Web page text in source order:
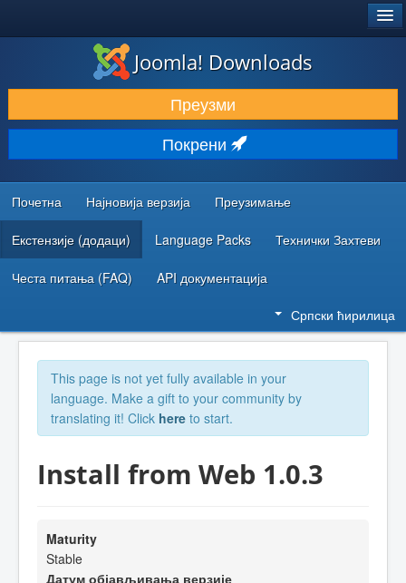
ПРЕУЗИМАЊЕ И ПРОШИРЕЊА (ЕКСТЕНЗИЈЕ)
ОТКРИЈТЕ И НАУЧИТЕ
ЗАЈЕДНИЦА И ПОДРШКА
РЕСУРСИ ЗА РАЗВОЈ
Joomla! Downloads
Преузми
Покрени
Почетна Најновија верзија Преузимање
Екстензије (додаци) Language Packs Технички Захтеви
Честа питања (FAQ) API документација
Српски ћирилица
This page is not yet fully available in your
language. Make a gift to your community by
translating it! Click here to start.
Install from Web 1.0.3
Maturity
Stable
Датум објављивања верзије